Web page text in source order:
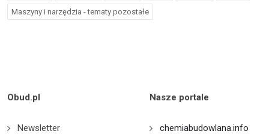
Maszyny i narzędzia - tematy pozostałe
Obud.pl
Newsletter
Nasze portale
chemiabudowlana.info